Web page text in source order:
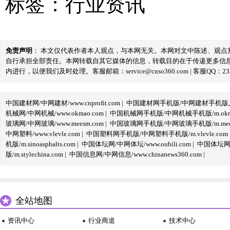
免责声明 ： 本文仅代表作者本人观点，与本网无关。本网对文中陈述、观
自行承担全部责任。本网转载自其它媒体的信息，转载目的在于传递更多
内进行，以便我们及时处理。客服邮箱：service@cnso360.com | 客服QQ：
中国建材网/中网建材/www.cnprofit.com | 中国建材网手机版/中网建材手机版
机械网/中网机械/www.okmao.com | 中国机械网手机版/中网机械手机版/
玻璃网/中网玻璃/www.meesm.com | 中国玻璃网手机版/中网玻璃手机版/
中网塑料/www.vlevle.com | 中国塑料网手机版/中网塑料手机版/m.vlevle.com
机版/m.sinoasphalts.com | 中国体坛网/中网体坛/www.oubili.com | 中国体坛
版/m.stylechina.com | 中国信息网/中网信息/www.chinanews360.com |
全站地图
资讯中心 行业商道 技术中心